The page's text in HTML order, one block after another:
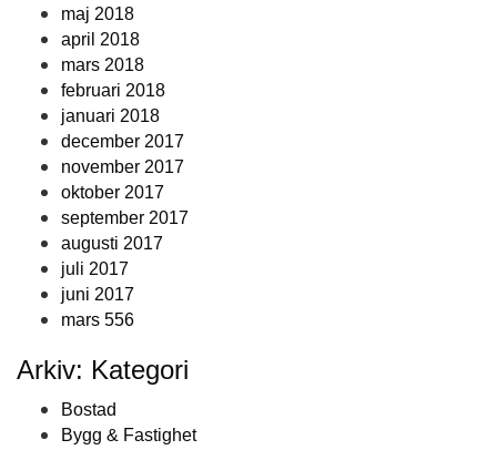
maj 2018
april 2018
mars 2018
februari 2018
januari 2018
december 2017
november 2017
oktober 2017
september 2017
augusti 2017
juli 2017
juni 2017
mars 556
Arkiv: Kategori
Bostad
Bygg & Fastighet